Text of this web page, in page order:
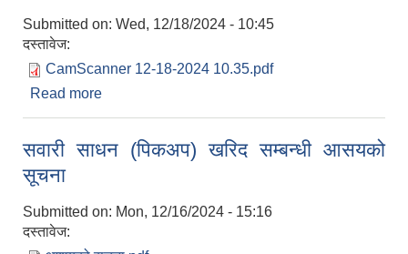
Submitted on: Wed, 12/18/2024 - 10:45
दस्तावेज:
CamScanner 12-18-2024 10.35.pdf
Read more
सवारी साधन (पिकअप) खरिद सम्बन्धी आसयको
सूचना
Submitted on: Mon, 12/16/2024 - 15:16
दस्तावेज: